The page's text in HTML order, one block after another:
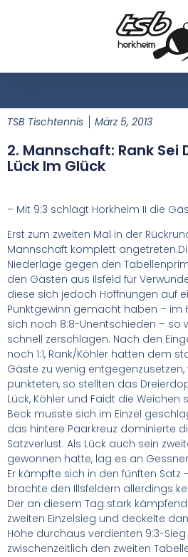
TSB Tischtennis März 5, 2013
2. Mannschaft: Rank Sei
Lück Im Glück
– Mit 9:3 schlägt Horkheim II die
Erst zum zweiten Mal in der
Mannschaft komplett
Niederlage gegen den
den Gästen aus Ilsfeld für
diese sich jedoch Hoffnungen auf
Punktgewinn gemacht haben – im
sich noch 8:8-Unentschieden – so
schnell zerschlagen. Nach den
noch 1:1, Rank/Köhler hatten dem
Gäste zu wenig
punkteten, so stellten das
Lück, Köhler und Faidt die Weichen
Beck musste sich im Einzel
das hintere Paarkreuz dominierte
Satzverlust. Als Lück auch sein
gewonnen hatte, lag es an
Er kämpfte sich in den fünften Satz
brachte den Illsfeldern allerdings
Der an diesem Tag stark
zweiten Einzelsieg und deckelte
Höhe durchaus verdienten 9:3-
zwischenzeitlich den zweiten